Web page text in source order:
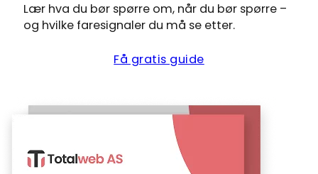
basert på
behov. Se
komplette
aktuelle
prisnivåer
Lær hva du bør spørre om, når du bør spørre –
og hvilke faresignaler du må se etter.
Få gratis guide